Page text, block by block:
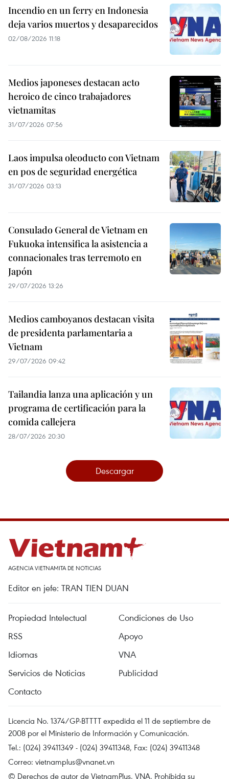
Incendio en un ferry en Indonesia
deja varios muertos y desaparecidos
02/08/2026 11:18
Medios japoneses destacan acto
heroico de cinco trabajadores
vietnamitas
31/07/2026 07:56
Laos impulsa oleoducto con Vietnam
en pos de seguridad energética
31/07/2026 03:13
Consulado General de Vietnam en
Fukuoka intensifica la asistencia a
connacionales tras terremoto en
Japón
29/07/2026 13:26
Medios camboyanos destacan visita
de presidenta parlamentaria a
Vietnam
29/07/2026 09:42
Tailandia lanza una aplicación y un
programa de certificación para la
comida callejera
28/07/2026 20:30
Descargar
AGENCIA VIETNAMITA DE NOTICIAS
Editor en jefe: TRAN TIEN DUAN
Propiedad Intelectual
Condiciones de Uso
RSS
Apoyo
Idiomas
VNA
Servicios de Noticias
Publicidad
Contacto
Licencia No. 1374/GP-BTTTT expedida el 11 de septiembre de
2008 por el Ministerio de Información y Comunicación.
Tel.: (024) 39411349 - (024) 39411348, Fax: (024) 39411348
Correo: vietnamplus@vnanet.vn
© Derechos de autor de VietnamPlus, VNA. Prohibida su